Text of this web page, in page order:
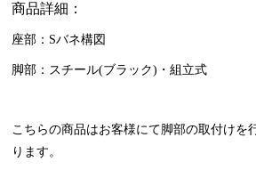
商品詳細：
座部：Sバネ構図
脚部：スチール(ブラック)・組立式
こちらの商品はお客様にて脚部の取付けを
ります。